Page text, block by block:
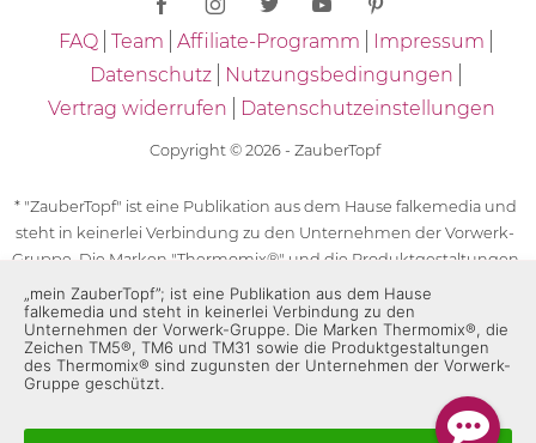
FAQ Team Affiliate-Programm
Impressum
Datenschutz
Nutzungsbedingungen
Vertrag widerrufen
Datenschutzeinstellungen
Copyright © 2026 - ZauberTopf
* "ZauberTopf" ist eine Publikation aus dem Hause falkemedia und
steht in keinerlei Verbindung zu den Unternehmen der Vorwerk-
Gruppe. Die Marken "Thermomix®" und die Produktgestaltungen
des "Thermomix®" sind eingetragene Marken der Unternehmen
der Vorwerk-Gruppe. Die Marken Thermomix®, die Zeichen TM5®,
TM6 und TM31 sowie die Produktgestaltungen des Thermomix®
sind zugunsten der Unternehmen der Vorwerk-Gruppe
geschützt. Für die Rezeptangaben in "ZauberTopf" ist
„mein ZauberTopf”; ist eine Publikation aus dem Hause
falkemedia und steht in keinerlei Verbindung zu den
Unternehmen der Vorwerk-Gruppe. Die Marken Thermomix®, die
Zeichen TM5®, TM6 und TM31 sowie die Produktgestaltungen
des Thermomix® sind zugunsten der Unternehmen der Vorwerk-
Gruppe geschützt.